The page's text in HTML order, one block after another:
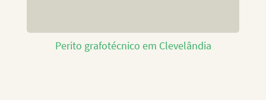
Perito grafotécnico em Clevelândia